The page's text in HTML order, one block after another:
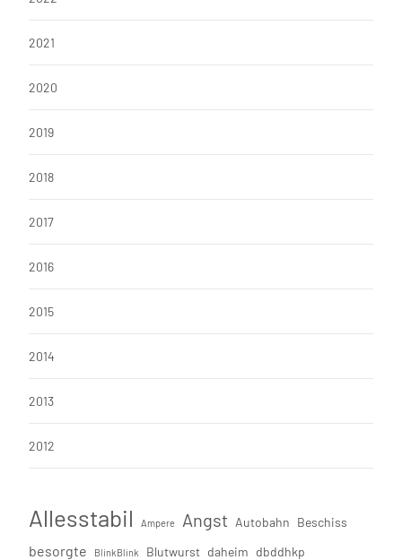
2021
2020
2019
2018
2017
2016
2015
2014
2013
2012
Allesstabil Ampere Angst Autobahn Beschiss
besorgte BlinkBlink Blutwurst daheim dbddhkp